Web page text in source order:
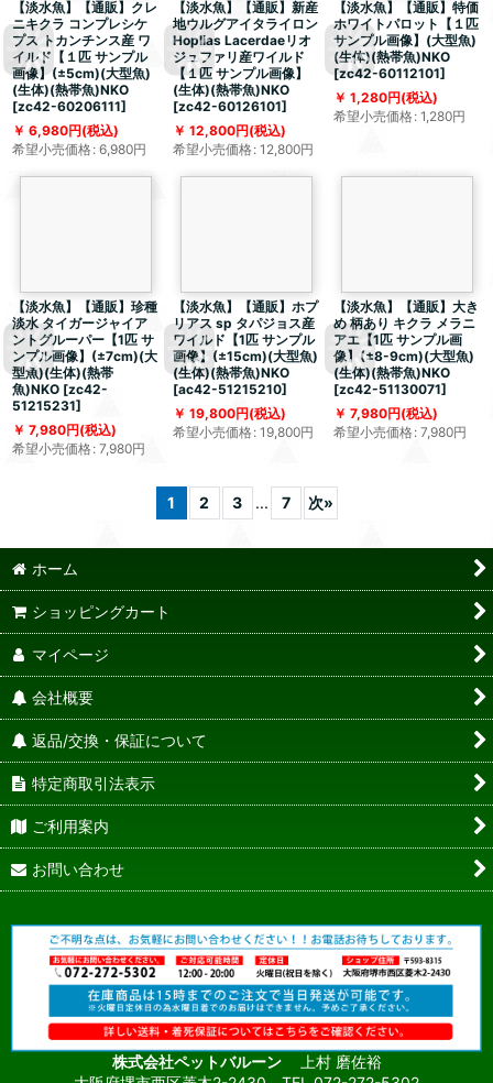
【淡水魚】【通販】クレ
ニキクラ コンプレシケ
プス トカンチンス産 ワ
イルド【１匹 サンプル
画像】(±5cm)(大型魚)
(生体)(熱帯魚)NKO
[zc42-60206111]
6,980円(税込)
希望小売価格: 6,980円
【淡水魚】【通販】新産
地ウルグアイタライロン
Hoplias Lacerdaeリオ
ジュファリ産ワイルド
【１匹 サンプル画像】
(生体)(熱帯魚)NKO
[zc42-60126101]
12,800円(税込)
希望小売価格: 12,800円
【淡水魚】【通販】特価
ホワイトパロット【１匹
サンプル画像】(大型魚)
(生体)(熱帯魚)NKO
[zc42-60112101]
1,280円(税込)
希望小売価格: 1,280円
【淡水魚】【通販】珍種
淡水 タイガージャイア
ントグルーパー【1匹 サ
ンプル画像】(±7cm)(大
型魚)(生体)(熱帯
魚)NKO [zc42-
51215231]
7,980円(税込)
希望小売価格: 7,980円
【淡水魚】【通販】ホプ
リアス sp タパジョス産
ワイルド【1匹 サンプル
画像】(±15cm)(大型魚)
(生体)(熱帯魚)NKO
[ac42-51215210]
19,800円(税込)
希望小売価格: 19,800円
【淡水魚】【通販】大き
め 柄あり キクラ メラニ
アエ【1匹 サンプル画
像】(±8-9cm)(大型魚)
(生体)(熱帯魚)NKO
[zc42-51130071]
7,980円(税込)
希望小売価格: 7,980円
1 2 3 ... 7 次»
ホーム
ショッピングカート
マイページ
会社概要
返品/交換・保証について
特定商取引法表示
ご利用案内
お問い合わせ
株式会社ペットバルーン
上村 磨佐裕